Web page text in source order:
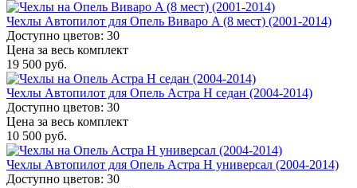
Чехлы Автопилот для Опель Виваро A (8 мест) (2001-2014)
Доступно цветов: 30
Цена за весь комплект
19 500 руб.
Чехлы Автопилот для Опель Астра H седан (2004-2014)
Доступно цветов: 30
Цена за весь комплект
10 500 руб.
Чехлы Автопилот для Опель Астра H универсал (2004-2014)
Доступно цветов: 30